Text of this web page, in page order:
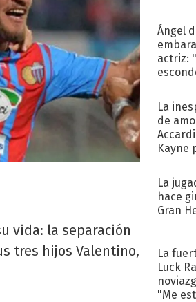
vida: la separación
tres hijos Valentino,
Ángel
actriz:
La
de
Kayne
La
hace
Gran
La
Luck
"Me